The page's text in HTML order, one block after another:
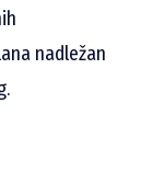
nadležan